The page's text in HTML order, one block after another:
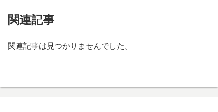
関連記事
関連記事は見つかりませんでした。